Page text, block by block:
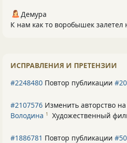
Демура
К нам как то воробышек залетел
ИСПРАВЛЕНИЯ И ПРЕТЕНЗИИ
#2248480 Повтор публикации
#2107576 Изменить авторство
Володина 1 Художественный
#1886781 Повтор публикации